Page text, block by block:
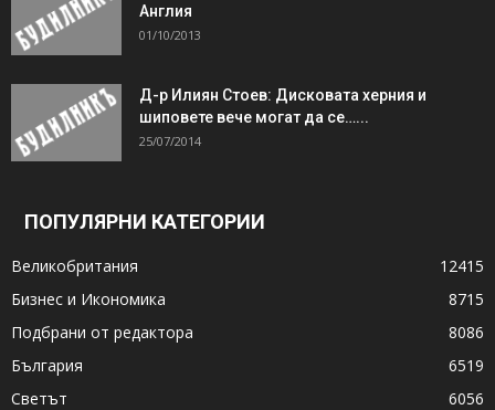
Англия
01/10/2013
Д-р Илиян Стоев: Дисковата херния и
шиповете вече могат да се…...
25/07/2014
ПОПУЛЯРНИ КАТЕГОРИИ
Великобритания
12415
Бизнес и Икономика
8715
Подбрани от редактора
8086
България
6519
Светът
6056